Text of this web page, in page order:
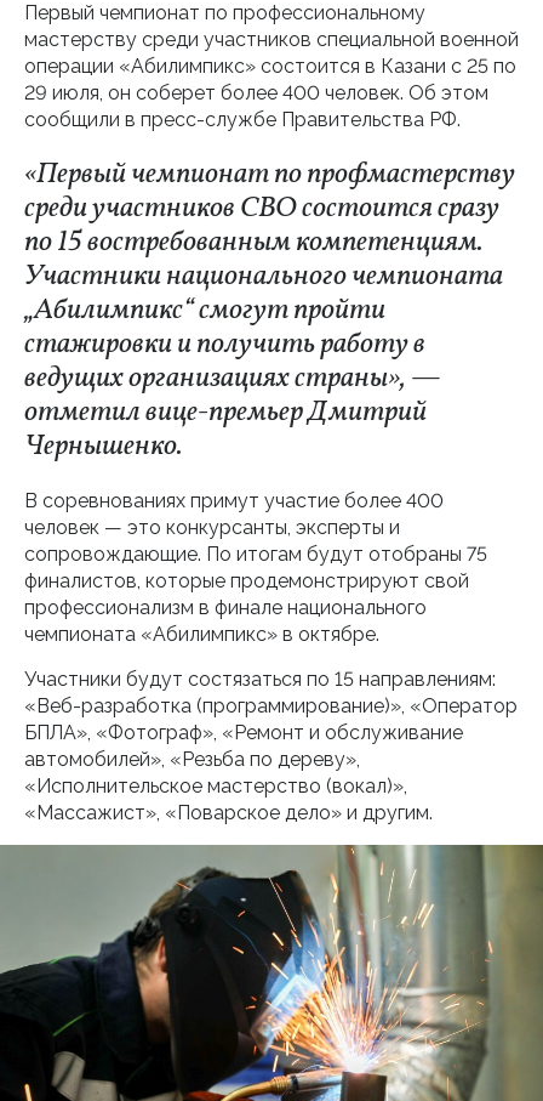
Первый чемпионат по профессиональному
мастерству среди участников специальной военной
операции «Абилимпикс» состоится в Казани с 25 по
29 июля, он соберет более 400 человек. Об этом
сообщили в пресс-службе Правительства РФ.
«Первый чемпионат по профмастерству
среди участников СВО состоится сразу
по 15 востребованным компетенциям.
Участники национального чемпионата
„Абилимпикс“ смогут пройти
стажировки и получить работу в
ведущих организациях страны», —
отметил вице-премьер Дмитрий
Чернышенко.
В соревнованиях примут участие более 400
человек — это конкурсанты, эксперты и
сопровождающие. По итогам будут отобраны 75
финалистов, которые продемонстрируют свой
профессионализм в финале национального
чемпионата «Абилимпикс» в октябре.
Участники будут состязаться по 15 направлениям:
«Веб-разработка (программирование)», «Оператор
БПЛА», «Фотограф», «Ремонт и обслуживание
автомобилей», «Резьба по дереву»,
«Исполнительское мастерство (вокал)»,
«Массажист», «Поварское дело» и другим.